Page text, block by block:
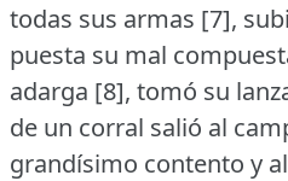
todas sus armas [7],
puesta su mal
adarga [8], tomó su
de un corral salió al
grandísimo contento y